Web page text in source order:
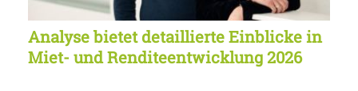
Analyse bietet detaillierte Einblicke in
Miet- und Renditeentwicklung 2026